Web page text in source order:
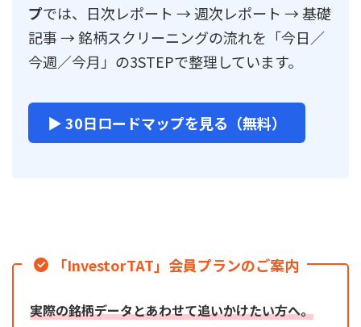
プでは、日次レポート → 週次レポート → 基礎
記事 → 銘柄スクリーニングの流れを「今日／
今週／今月」の3STEPで整理しています。
▶ 30日ロードマップを見る（無料）
「InvestorTAT」会員プランのご案内
実際の銘柄データとあわせて追いかけたい方へ。